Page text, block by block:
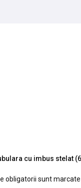
cu imbus stelat
obligatorii sunt marcate